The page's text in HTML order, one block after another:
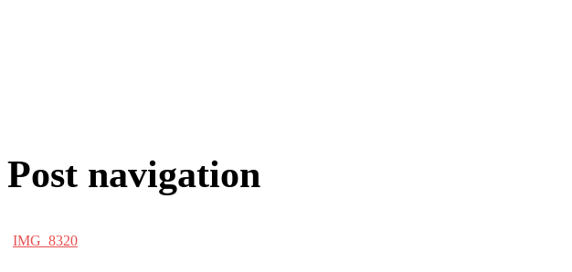
Post navigation
IMG_8320